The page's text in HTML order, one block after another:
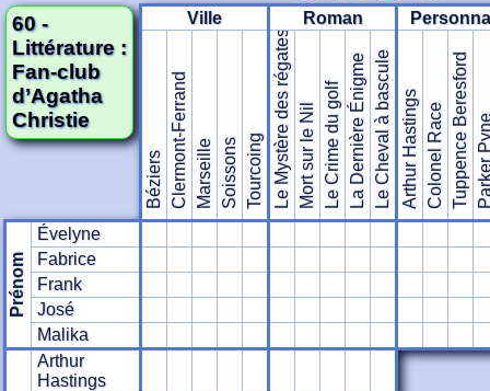
60 -
Littérature :
Fan-club
d’Agatha
Christie
Ville Roman
BéziersClermont-FerrandMarseilleSoissonsTourcoingLe Mystère des régatesMort sur le NilLe Crime du golfLa Dernière ÉnigmeLe Cheval à basculeArthur HastingsColonel RaceTuppence Beresford
Prénom
Évelyne
Fabrice
Frank
José
Malika
Arthur
Hastings